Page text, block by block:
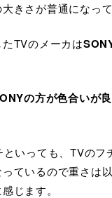
きさが普通になって
TVのメーカは
の方が色合いが
といっても、TVのフ
ているので重さは
じます。